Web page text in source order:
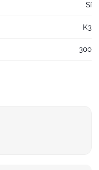
Sí
K3
300